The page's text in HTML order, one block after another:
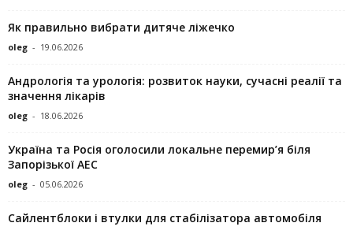
Як правильно вибрати дитяче ліжечко
oleg - 19.06.2026
Андрологія та урологія: розвиток науки, сучасні реалії та
значення лікарів
oleg - 18.06.2026
Україна та Росія оголосили локальне перемир’я біля
Запорізької АЕС
oleg - 05.06.2026
Сайлентблоки і втулки для стабілізатора автомобіля